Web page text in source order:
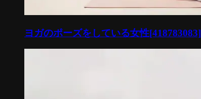
ヨガのポーズをしている女性[418783083]